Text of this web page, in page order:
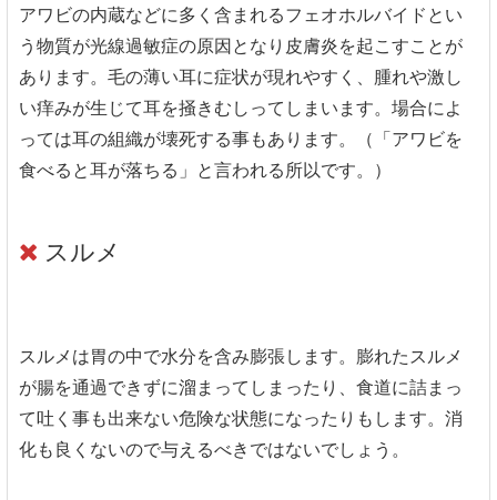
アワビの内蔵などに多く含まれるフェオホルバイドとい
う物質が光線過敏症の原因となり皮膚炎を起こすことが
あります。毛の薄い耳に症状が現れやすく、腫れや激し
い痒みが生じて耳を掻きむしってしまいます。場合によ
っては耳の組織が壊死する事もあります。（「アワビを
食べると耳が落ちる」と言われる所以です。）
スルメ
スルメは胃の中で水分を含み膨張します。膨れたスルメ
が腸を通過できずに溜まってしまったり、食道に詰まっ
て吐く事も出来ない危険な状態になったりもします。消
化も良くないので与えるべきではないでしょう。